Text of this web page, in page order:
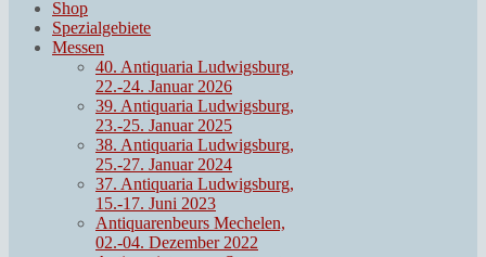
Shop
Spezialgebiete
Messen
40. Antiquaria Ludwigsburg,
22.-24. Januar 2026
39. Antiquaria Ludwigsburg,
23.-25. Januar 2025
38. Antiquaria Ludwigsburg,
25.-27. Januar 2024
37. Antiquaria Ludwigsburg,
15.-17. Juni 2023
Antiquarenbeurs Mechelen,
02.-04. Dezember 2022